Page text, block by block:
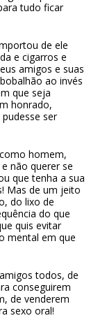
tudo ficar
de ele
e cigarros e
amigos e suas
ao invés
que seja
honrado,
ser
homem,
não querer se
que tenha a sua
Mas de um jeito
do lixo de
do que
quis evitar
mental em que
todos, de
conseguirem
de venderem
sexo oral!